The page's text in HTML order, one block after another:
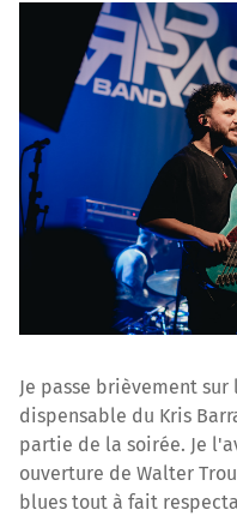
Je passe brièvement
dispensable du Kris
partie de la soirée. Je
ouverture de Walter
blues tout à fait